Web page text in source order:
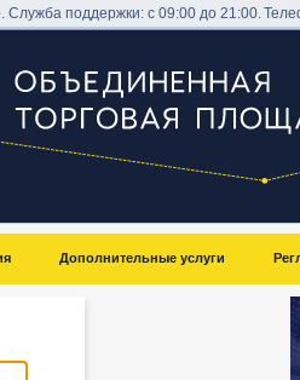
Служба поддержки: с 09:00 до 21:00.
Дополнительные услуги